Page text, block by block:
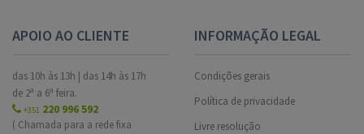
APOIO AO CLIENTE
das 10h às 13h | das 14h às 17h
de 2ª a 6ª feira.
+351 220 996 592
( Chamada para a rede fixa
INFORMAÇÃO LEGAL
Condições gerais
Política de privacidade
Livre resolução